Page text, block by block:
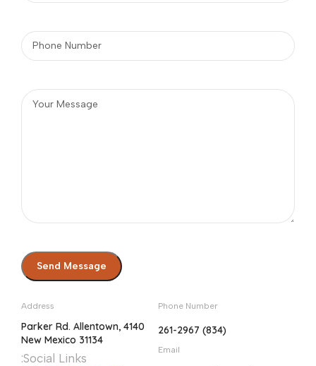
Phone Number
(834) 261-2967
Email
Address
4140 Parker Rd. Allentown,
New Mexico 31134
Social Links: